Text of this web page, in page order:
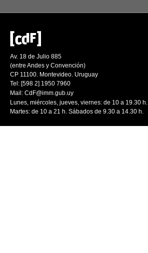
Av. 18 de Julio 885
(entre Andes y Convención)
CP 11100. Montevideo. Uruguay
Tel: [598 2] 1950 7960
Mail: CdF@imm.gub.uy
Lunes, miércoles, jueves, viernes: de 10 a 19.30 h.
Martes: de 10 a 21 h. Sábados de 9.30 a 14.30 h.